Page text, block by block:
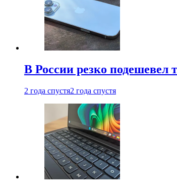
В России резко подешевел
2 года спустя2 года спустя